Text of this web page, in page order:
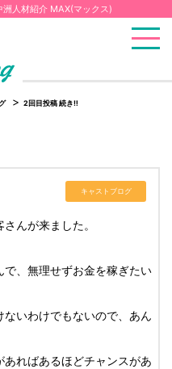
人材紹介 MAX(マックス)
2回目投稿 続き‼️
キャストブログ
んが来ました。
、無理せずお金を稼ぎたい
いわけでもないので、あん
ればあるほどチャンスがあ